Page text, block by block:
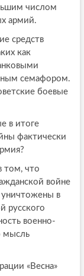
числом
армий.
средств
как
семафором.
боевые
в итоге
фактически
том, что
войне
в
русского
военно-
мысль
«Весна»